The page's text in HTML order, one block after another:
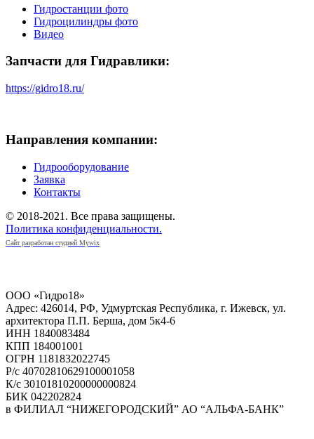
Гидростанции фото
Гидроцилиндры фото
Видео
Запчасти для Гидравлики:
https://gidro18.ru/
Направления компании:
Гидрооборудование
Заявка
Контакты
© 2018-2021. Все права защищены.
Политика конфиденциальности.
Сайт разработан студией Mywix
ООО «Гидро18»
Адрес: 426014, РФ, Удмуртская Республика, г. Ижевск, ул.
архитектора П.П. Берша, дом 5к4-6
ИНН 1840083484
КПП 184001001
ОГРН 1181832022745
Р/с 40702810629100001058
К/с 30101810200000000824
БИК 042202824
в ФИЛИАЛ “НИЖЕГОРОДСКИЙ” АО “АЛЬФА-БАНК”